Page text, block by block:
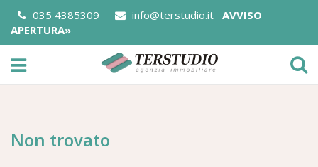
035 4385309 info@terstudio.it AVVISO
APERTURA»
Non trovato